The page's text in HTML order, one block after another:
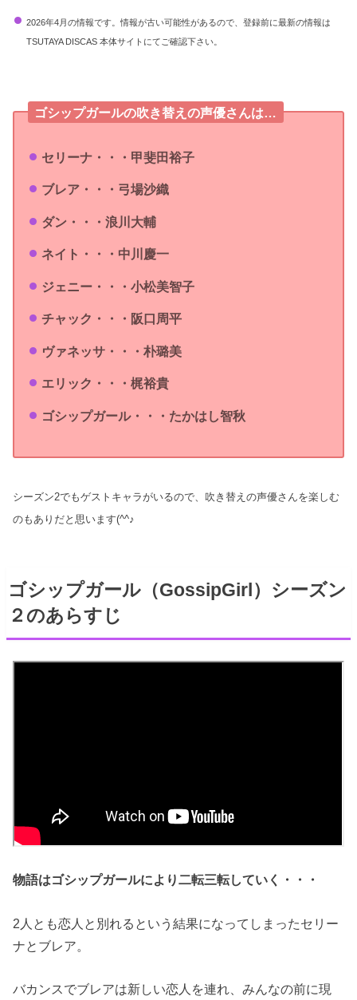
2026年4月の情報です。情報が古い可能性があるので、登録前に最新の情報は
TSUTAYA DISCAS 本体サイトにてご確認下さい。
ゴシップガールの吹き替えの声優さんは…
セリーナ・・・甲斐田裕子
ブレア・・・弓場沙織
ダン・・・浪川大輔
ネイト・・・中川慶一
ジェニー・・・小松美智子
チャック・・・阪口周平
ヴァネッサ・・・朴璐美
エリック・・・梶裕貴
ゴシップガール・・・たかはし智秋
シーズン2でもゲストキャラがいるので、吹き替えの声優さんを楽しむ
のもありだと思います(^^♪
ゴシップガール（GossipGirl）シーズン
２のあらすじ
物語はゴシップガールにより二転三転していく・・・
2人とも恋人と別れるという結果になってしまったセリー
ナとブレア。
バカンスでブレアは新しい恋人を連れ、みんなの前に現